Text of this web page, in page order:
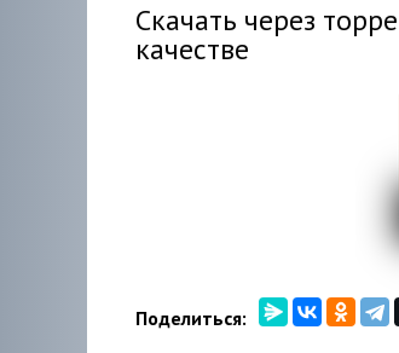
Скачать через
качестве
Поделиться: